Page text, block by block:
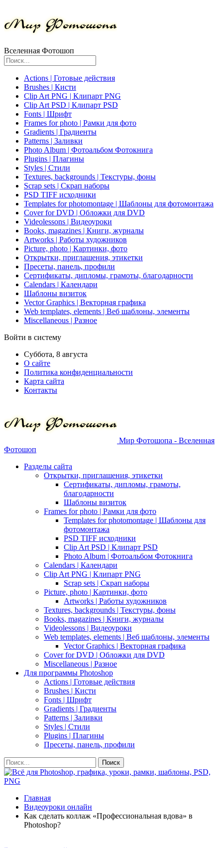
Вселенная Фотошоп
Actions | Готовые действия
Brushes | Кисти
Clip Art PNG | Клипарт PNG
Clip Art PSD | Клипарт PSD
Fonts | Шрифт
Frames for photo | Рамки для фото
Gradients | Градиенты
Patterns | Заливки
Photo Album | Фотоальбом Фотокнига
Plugins | Плагины
Styles | Стили
Textures, backgrounds | Текстуры, фоны
Scrap sets | Скрап наборы
PSD TIFF исходники
Templates for photomontage | Шаблоны для фотомонтажа
Cover for DVD | Обложки для DVD
Videolessons | Видеоуроки
Books, magazines | Книги, журналы
Artworks | Работы художников
Picture, photo | Картинки, фото
Открытки, приглашения, этикетки
Пресеты, панель, профили
Сертификаты, дипломы, грамоты, благодарности
Calendars | Календари
Шаблоны визиток
Vector Graphics | Векторная графика
Web templates, elements | Веб шаблоны, элементы
Miscellaneous | Разное
Войти в систему
Суббота, 8 августа
О сайте
Политика конфиденциальности
Карта сайта
Контакты
Мир Фотошопа - Вселенная
Фотошоп
Разделы сайта
Открытки, приглашения, этикетки
Сертификаты, дипломы, грамоты,
благодарности
Шаблоны визиток
Frames for photo | Рамки для фото
Templates for photomontage | Шаблоны для
фотомонтажа
PSD TIFF исходники
Clip Art PSD | Клипарт PSD
Photo Album | Фотоальбом Фотокнига
Calendars | Календари
Clip Art PNG | Клипарт PNG
Scrap sets | Скрап наборы
Picture, photo | Картинки, фото
Artworks | Работы художников
Textures, backgrounds | Текстуры, фоны
Books, magazines | Книги, журналы
Videolessons | Видеоуроки
Web templates, elements | Веб шаблоны, элементы
Vector Graphics | Векторная графика
Cover for DVD | Обложки для DVD
Miscellaneous | Разное
Для программы Photoshop
Actions | Готовые действия
Brushes | Кисти
Fonts | Шрифт
Gradients | Градиенты
Patterns | Заливки
Styles | Стили
Plugins | Плагины
Пресеты, панель, профили
Главная
Видеоуроки онлайн
Как сделать коллаж «Профессиональная вдова» в
Photoshop?